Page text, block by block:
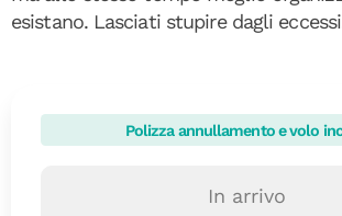
esistano. Lasciati stupire dagli
Polizza annullamento e volo
In arrivo